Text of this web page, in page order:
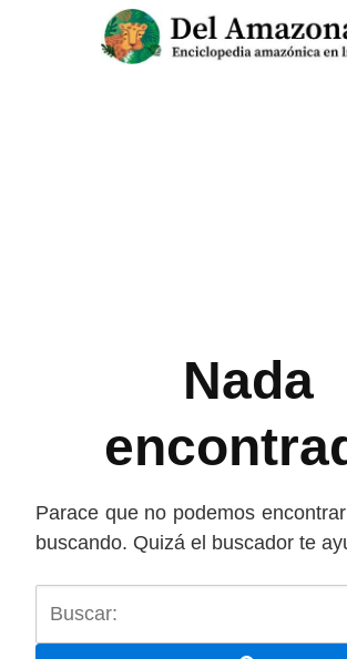
Nada
Parace que no podemos
buscando. Quizá el buscador te